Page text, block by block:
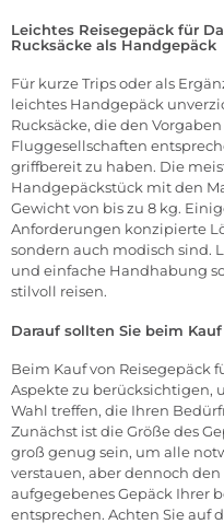
Leichtes Reisegepäck für
Rucksäcke als Handgepäck
Für kurze Trips oder als
leichtes Handgepäck
Rucksäcke, die den
Fluggesellschaften
griffbereit zu haben. Die
Handgepäckstück mit den
Gewicht von bis zu 8 kg.
Anforderungen konzipierte
sondern auch modisch sind.
und einfache Handhabung
stilvoll reisen.
Darauf sollten Sie beim
Beim Kauf von Reisegepäck
Aspekte zu berücksichtigen,
Wahl treffen, die Ihren
Zunächst ist die Größe des
groß genug sein, um alle
verstauen, aber dennoch
aufgegebenes Gepäck Ihrer
entsprechen. Achten Sie auf